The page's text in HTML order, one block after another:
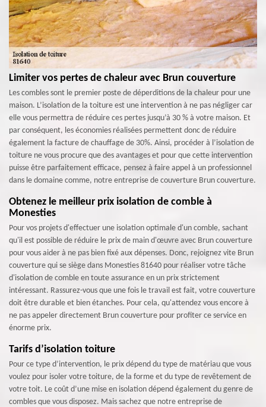
Limiter vos pertes de chaleur avec Brun couverture
Les combles sont le premier poste de déperditions de la chaleur pour une
maison. L’isolation de la toiture est une intervention à ne pas négliger car
elle vous permettra de réduire ces pertes jusqu’à 30 % à votre maison. Et
par conséquent, les économies réalisées permettent donc de réduire
également la facture de chauffage de 30%. Ainsi, procéder à l’isolation de
toiture ne vous procure que des avantages et pour que cette intervention
puisse être parfaitement efficace, pensez à faire appel à un professionnel
dans le domaine comme, notre entreprise de couverture Brun couverture.
Obtenez le meilleur prix isolation de comble à
Monesties
Pour vos projets d'effectuer une isolation optimale d'un comble, sachant
qu'il est possible de réduire le prix de main d'œuvre avec Brun couverture
pour vous aider à ne pas bien fixé aux dépenses. Donc, rejoignez vite Brun
couverture qui se siège dans Monesties 81640 pour réaliser votre tâche
d'isolation de comble en toute assurance en un prix strictement
intéressant. Rassurez-vous que une fois le travail est fait, votre couverture
doit être durable et bien étanches. Pour cela, qu'attendez vous encore à
ne pas appeler directement Brun couverture pour profiter ce service en
énorme prix.
Tarifs d’isolation toiture
Pour ce type d’intervention, le prix dépend du type de matériau que vous
voulez pour isoler votre toiture, de la forme et du type de revêtement de
votre toit. Le coût d’une mise en isolation dépend également du genre de
combles que vous disposez. Mais sachez que notre entreprise de